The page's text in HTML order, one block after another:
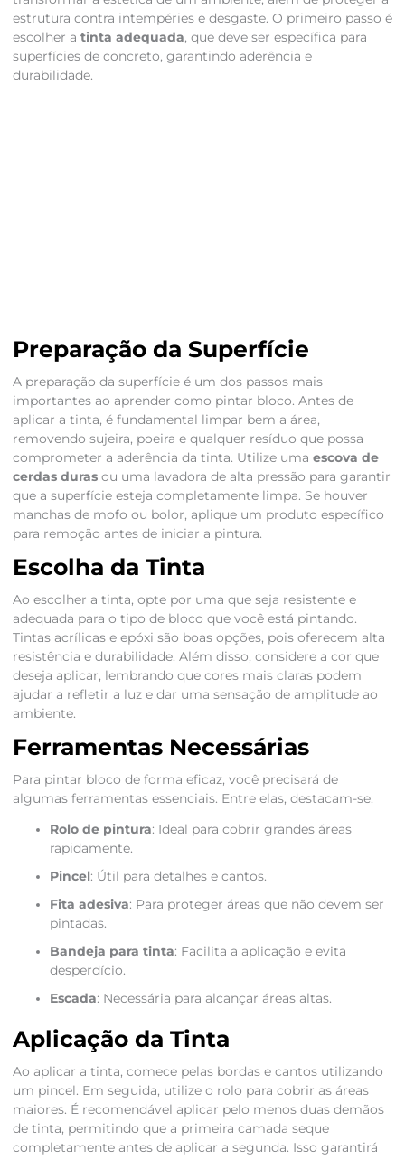
estrutura contra intempéries e desgaste. O primeiro passo é
escolher a tinta adequada, que deve ser específica para
superfícies de concreto, garantindo aderência e
durabilidade.
Preparação da Superfície
A preparação da superfície é um dos passos mais
importantes ao aprender como pintar bloco. Antes de
aplicar a tinta, é fundamental limpar bem a área,
removendo sujeira, poeira e qualquer resíduo que possa
comprometer a aderência da tinta. Utilize uma escova de
cerdas durasou uma lavadora de alta pressão para garantir
que a superfície esteja completamente limpa. Se houver
manchas de mofo ou bolor, aplique um produto específico
para remoção antes de iniciar a pintura.
Escolha da Tinta
Ao escolher a tinta, opte por uma que seja resistente e
adequada para o tipo de bloco que você está pintando.
Tintas acrílicas e epóxi são boas opções, pois oferecem alta
resistência e durabilidade. Além disso, considere a cor que
deseja aplicar, lembrando que cores mais claras podem
ajudar a refletir a luz e dar uma sensação de amplitude ao
ambiente.
Ferramentas Necessárias
Para pintar bloco de forma eficaz, você precisará de
algumas ferramentas essenciais. Entre elas, destacam-se:
Rolo de pintura: Ideal para cobrir grandes áreas
rapidamente.
Pincel: Útil para detalhes e cantos.
Fita adesiva: Para proteger áreas que não devem ser
pintadas.
Bandeja para tinta: Facilita a aplicação e evita
desperdício.
Escada: Necessária para alcançar áreas altas.
Aplicação da Tinta
Ao aplicar a tinta, comece pelas bordas e cantos utilizando
um pincel. Em seguida, utilize o rolo para cobrir as áreas
maiores. É recomendável aplicar pelo menos duas demãos
de tinta, permitindo que a primeira camada seque
completamente antes de aplicar a segunda. Isso garantirá